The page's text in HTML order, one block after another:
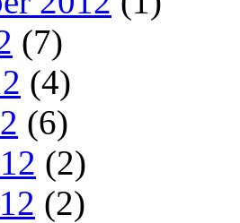
(7)
(4)
(6)
(2)
(2)